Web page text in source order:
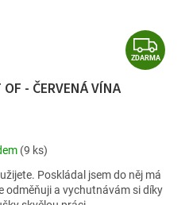
Z
D
ZDARMA
- ČERVENÁ VÍNA
Průměrné
produktu
je
(9 ks)
Poskládal jsem do něj má
odměňuji a vychutnávám si díky